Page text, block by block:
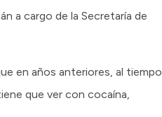
a cargo de la Secretaría de
en años anteriores, al tiempo
que ver con cocaína,